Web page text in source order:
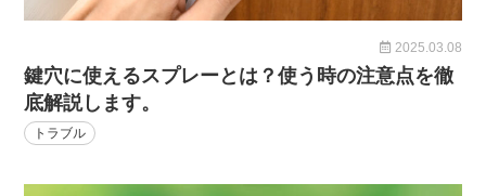
2025.03.08
鍵穴に使えるスプレーとは？使う時の注意点を徹
底解説します。
トラブル